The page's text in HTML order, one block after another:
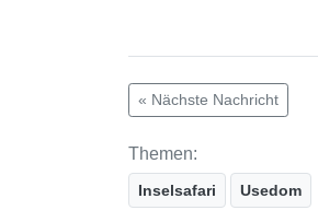
« Nächste Nachricht
Themen:
Inselsafari Usedom